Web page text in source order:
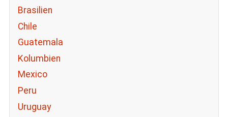
Brasilien
Chile
Guatemala
Kolumbien
Mexico
Peru
Uruguay